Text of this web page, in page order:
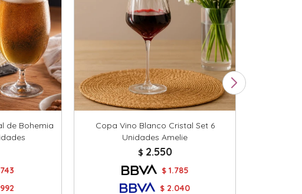
de Bohemia
Copa Vino Blanco Cristal Set 6
Unidades Amelie
$ 2.550
$ 1.785
$ 2.040